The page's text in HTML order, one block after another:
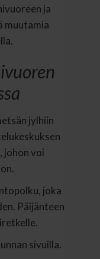
ja
muutamia
jylhiin
johon voi
joka
Päijänteen
sivuilla.